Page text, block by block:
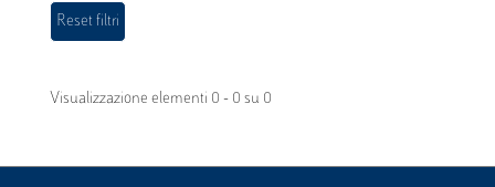
Visualizzazione elementi 0 - 0 su 0